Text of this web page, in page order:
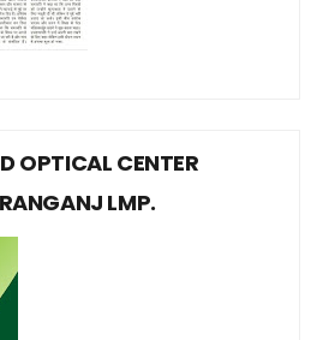
OPTICAL CENTER
LMP.